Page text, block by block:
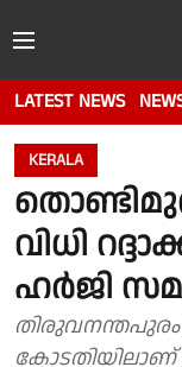
LATEST NEWS
KERALA
വിധി
ഹർജി
കോടതിയിലാണ്